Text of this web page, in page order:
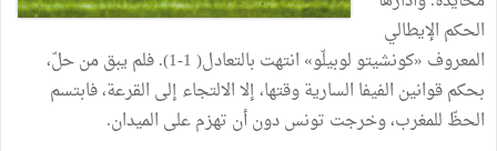
الحكم الإيطالي
المعروف «كونشيتو لوبيلّو» انتهت بالتعادل( 1-1). فلم يبق من حلّ،
بحكم قوانين الفيفا السارية وقتها، إلا الالتجاء إلى القرعة، فابتسم
الحظّ للمغرب، وخرجت تونس دون أن تهزم على الميدان.